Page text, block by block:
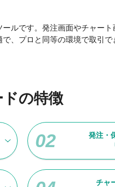
ルです。発注画面やチャー
、プロと同等の環境で取引で
の特徴
発注・
チャ